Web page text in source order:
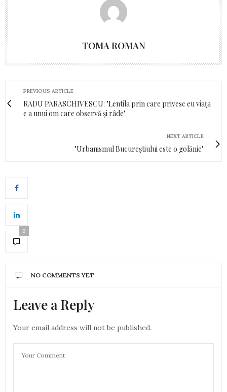
TOMA ROMAN
PREVIOUS ARTICLE
RADU PARASCHIVESCU: "Lentila prin care privesc eu viața
e a unui om care observă și râde"
NEXT ARTICLE
"Urbanismul Bucureștiului este o golănie"
0
NO COMMENTS YET
Leave a Reply
Your email address will not be published.